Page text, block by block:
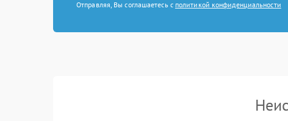
Отправляя, Вы соглашаетесь с политикой конфиденциальности